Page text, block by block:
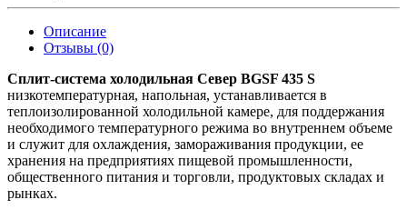
Описание
Отзывы (0)
Сплит-система холодильная Север BGSF 435 S
низкотемпературная, напольная, устанавливается в
теплоизолированной холодильной камере, для поддержания
необходимого температурного режима во внутреннем объеме
и служит для охлаждения, замораживания продукции, ее
хранения на предприятиях пищевой промышленности,
общественного питания и торговли, продуктовых складах и
рынках.